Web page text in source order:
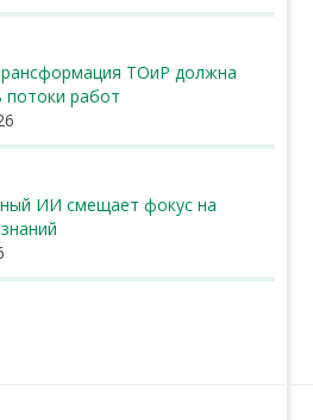
ТОиР должна
потоки работ
ИИ смещает фокус на